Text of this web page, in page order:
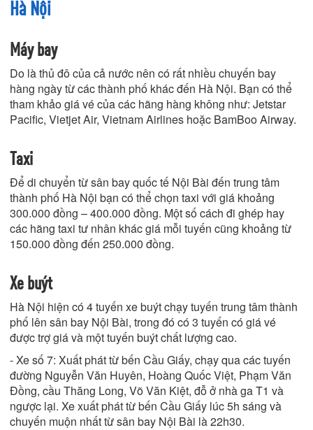
Hà Nội
Máy bay
Do là thủ đô của cả nước nên có rất nhiều chuyến bay
hàng ngày từ các thành phố khác đến Hà Nội. Bạn có thể
tham khảo giá vé của các hãng hàng không như: Jetstar
Pacific, Vietjet Air, Vietnam Airlines hoặc BamBoo Airway.
Taxi
Để di chuyển từ sân bay quốc tế Nội Bài đến trung tâm
thành phố Hà Nội bạn có thể chọn taxi với giá khoảng
300.000 đồng – 400.000 đồng. Một số cách đi ghép hay
các hãng taxi tư nhân khác giá mỗi tuyến cũng khoảng từ
150.000 đồng đến 250.000 đồng.
Xe buýt
Hà Nội hiện có 4 tuyến xe buýt chạy tuyến trung tâm thành
phố lên sân bay Nội Bài, trong đó có 3 tuyến có giá vé
được trợ giá và một tuyến buýt chất lượng cao.
- Xe số 7: Xuất phát từ bến Cầu Giấy, chạy qua các tuyến
đường Nguyễn Văn Huyên, Hoàng Quốc Việt, Phạm Văn
Đồng, cầu Thăng Long, Võ Văn Kiệt, đỗ ở nhà ga T1 và
ngược lại. Xe xuất phát từ bến Cầu Giấy lúc 5h sáng và
chuyến muộn nhất từ sân bay Nội Bài là 22h30.